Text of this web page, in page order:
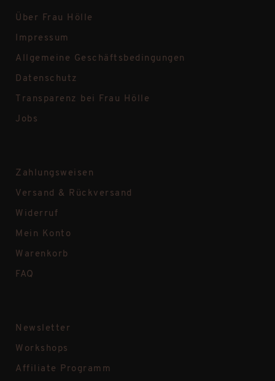
Über Frau Hölle
Impressum
Allgemeine Geschäftsbedingungen
Datenschutz
Transparenz bei Frau Hölle
Jobs
Zahlungsweisen
Versand & Rückversand
Widerruf
Mein Konto
Warenkorb
FAQ
Newsletter
Workshops
Affiliate Programm